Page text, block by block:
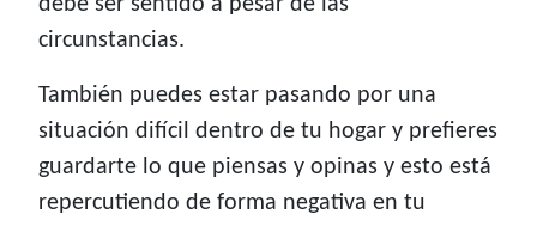
debe ser sentido a pesar de las
circunstancias.
También puedes estar pasando por una
situación difícil dentro de tu hogar y prefieres
guardarte lo que piensas y opinas y esto está
repercutiendo de forma negativa en tu